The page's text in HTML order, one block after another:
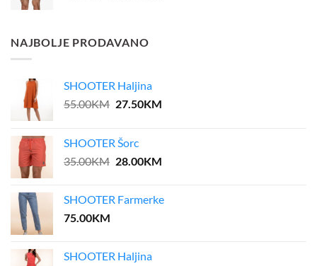
45.00KM.
NAJBOLJE PRODAVANO
SHOOTER Haljina
55.00KM Original
55.00KM.
27.50KMCurrent
SHOOTER Šorc
35.00KM Original
35.00KM.
28.00KMCurrent
28.00KM.
SHOOTER Farmerke
75.00KM
SHOOTER Haljina